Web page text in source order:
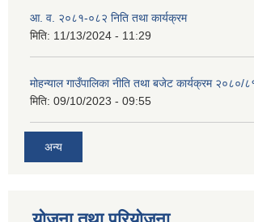
आ. व. २०८१-०८२ निति तथा कार्यक्रम
मिति: 11/13/2024 - 11:29
मोहन्याल गाउँपालिका नीति तथा बजेट कार्यक्रम २०८०/
मिति: 09/10/2023 - 09:55
अन्य